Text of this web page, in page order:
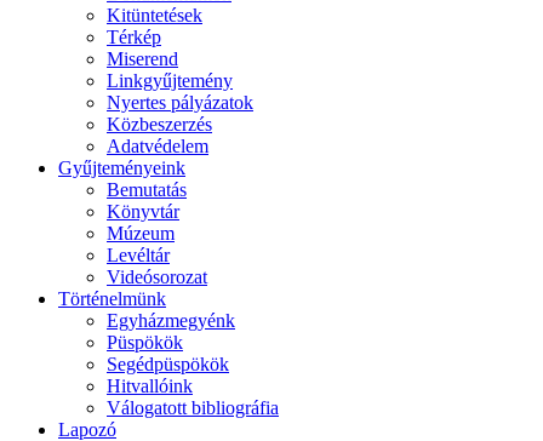
Kitüntetések
Térkép
Miserend
Linkgyűjtemény
Nyertes pályázatok
Közbeszerzés
Adatvédelem
Gyűjteményeink
Bemutatás
Könyvtár
Múzeum
Levéltár
Videósorozat
Történelmünk
Egyházmegyénk
Püspökök
Segédpüspökök
Hitvallóink
Válogatott bibliográfia
Lapozó